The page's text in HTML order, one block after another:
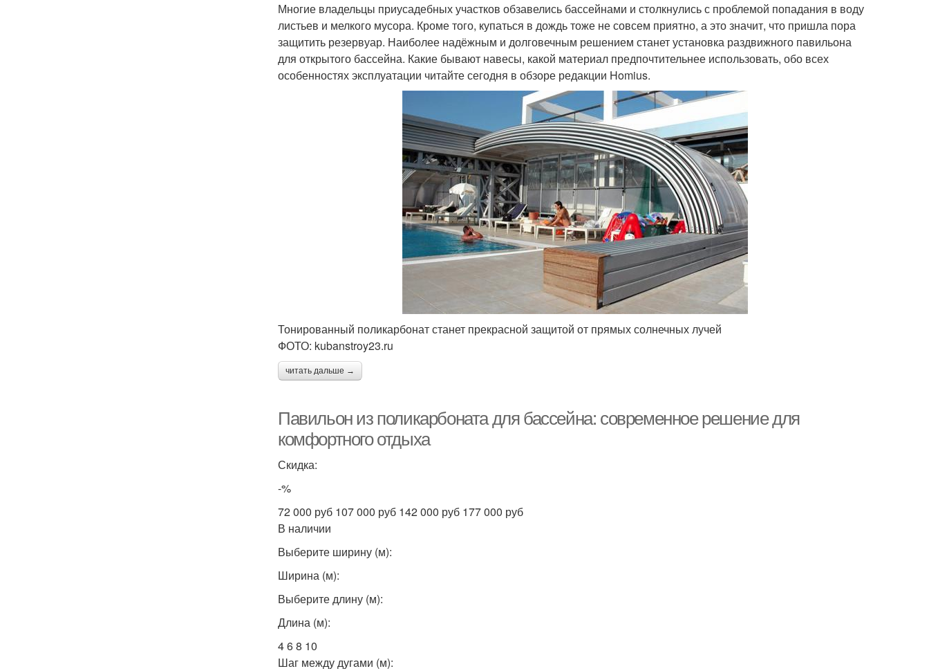
Многие владельцы приусадебных участков обзавелись бассейнами и столкнулись с проблемой попадания в воду
листьев и мелкого мусора. Кроме того, купаться в дождь тоже не совсем приятно, а это значит, что пришла пора
защитить резервуар. Наиболее надёжным и долговечным решением станет установка раздвижного павильона
для открытого бассейна. Какие бывают навесы, какой материал предпочтительнее использовать, обо всех
особенностях эксплуатации читайте сегодня в обзоре редакции Homius.
Тонированный поликарбонат станет прекрасной защитой от прямых солнечных лучей
ФОТО: kubanstroy23.ru
читать дальше →
Павильон из поликарбоната для бассейна: современное решение для
комфортного отдыха
Скидка:
-%
72 000 руб 107 000 руб 142 000 руб 177 000 руб
В наличии
Выберите ширину (м):
Ширина (м):
Выберите длину (м):
Длина (м):
4 6 8 10
Шаг между дугами (м):